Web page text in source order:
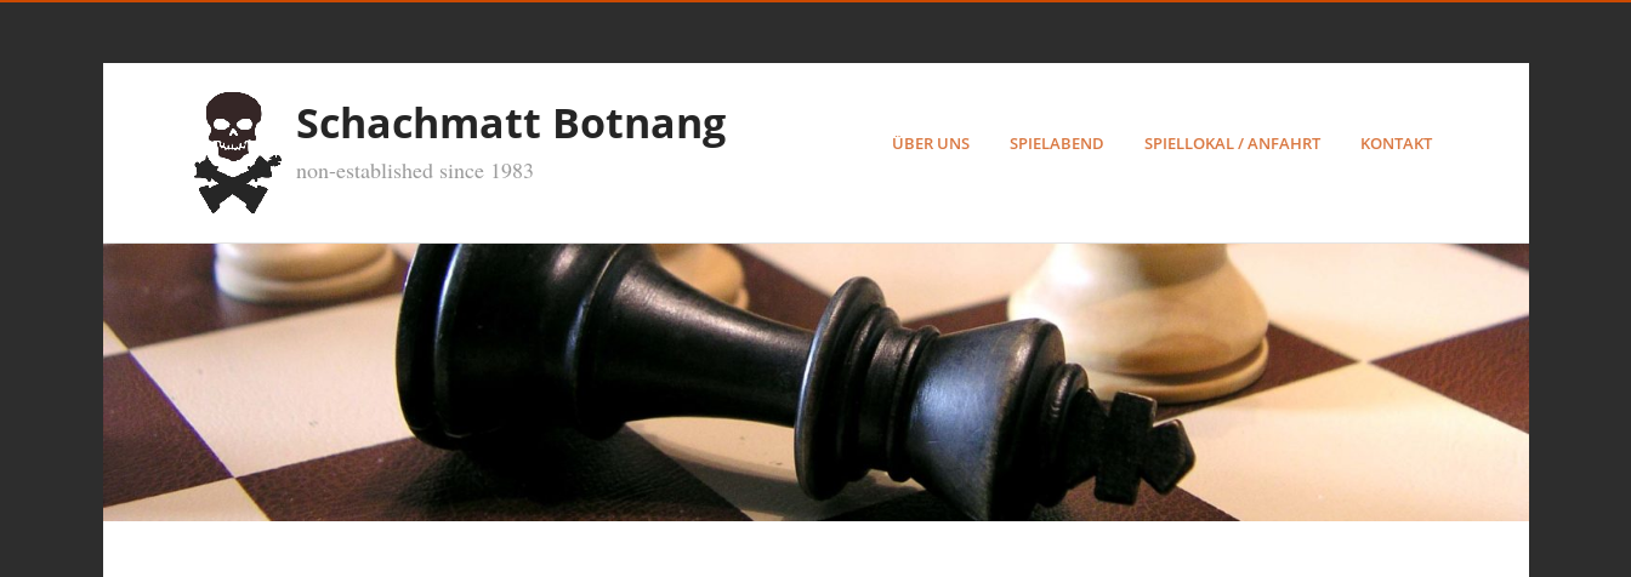
Schachmatt Botnang
non-established since 1983
ÜBER UNS SPIELABEND SPIELLOKAL / ANFAHRT KONTAKT